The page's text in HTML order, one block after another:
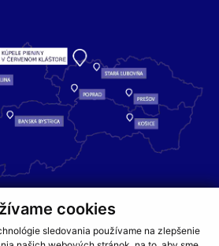
cookies
sledovania používame na zlepšenie
kde sa príroda stretáva s liečivou silou